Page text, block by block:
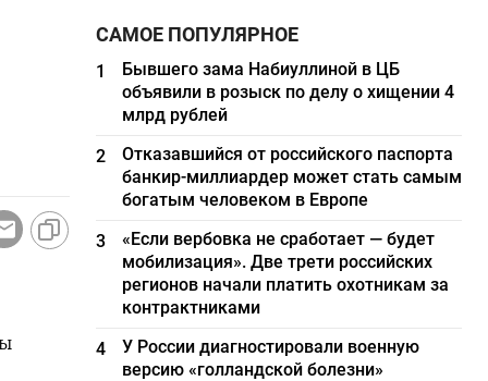
САМОЕ ПОПУЛЯРНОЕ
1
Бывшего зама Набиуллиной в ЦБ
объявили в розыск по делу о хищении 4
млрд рублей
2
Отказавшийся от российского паспорта
банкир-миллиардер может стать самым
богатым человеком в Европе
3
«Если вербовка не сработает — будет
мобилизация». Две трети российских
регионов начали платить охотникам за
контрактниками
4
У России диагностировали военную
версию «голландской болезни»